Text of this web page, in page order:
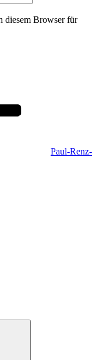
diesem Browser für
Paul-Renz-